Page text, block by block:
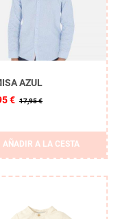
AZUL
€ 17,95 €
AÑADIR A LA CESTA